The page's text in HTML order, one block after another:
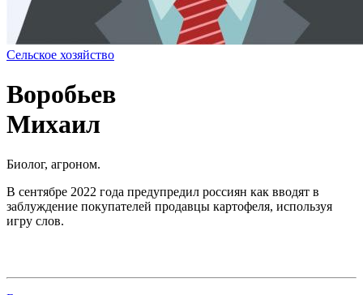
Сельское хозяйство
Воробьев
Михаил
Биолог, агроном.
В сентябре 2022 года предупредил россиян как вводят в
заблуждение покупателей продавцы картофеля, используя
игру слов.